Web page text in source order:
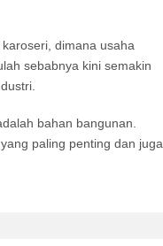
dimana usaha
sebabnya kini semakin
bahan bangunan.
paling penting dan juga